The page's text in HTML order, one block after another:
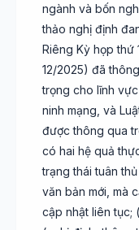
ngành và bốn
thảo nghị định
Riêng Kỳ họp thứ
12/2025) đã
trọng cho lĩnh vực
ninh mạng, và
được thông qua
có hai hệ quả
trạng thái tuân
văn bản mới, mà
cập nhật liên tục;